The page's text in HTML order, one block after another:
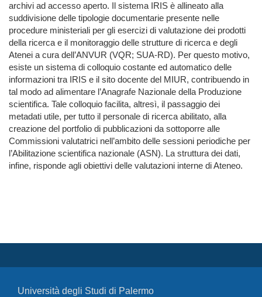
archivi ad accesso aperto. Il sistema IRIS è allineato alla
suddivisione delle tipologie documentarie presente nelle
procedure ministeriali per gli esercizi di valutazione dei prodotti
della ricerca e il monitoraggio delle strutture di ricerca e degli
Atenei a cura dell’ANVUR (VQR; SUA-RD). Per questo motivo,
esiste un sistema di colloquio costante ed automatico delle
informazioni tra IRIS e il sito docente del MIUR, contribuendo in
tal modo ad alimentare l’Anagrafe Nazionale della Produzione
scientifica. Tale colloquio facilita, altresì, il passaggio dei
metadati utile, per tutto il personale di ricerca abilitato, alla
creazione del portfolio di pubblicazioni da sottoporre alle
Commissioni valutatrici nell’ambito delle sessioni periodiche per
l’Abilitazione scientifica nazionale (ASN). La struttura dei dati,
infine, risponde agli obiettivi delle valutazioni interne di Ateneo.
Università degli Studi di Palermo